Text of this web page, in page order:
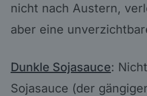
nicht nach Austern,
aber eine
Dunkle Sojasauce:
Sojasauce (der